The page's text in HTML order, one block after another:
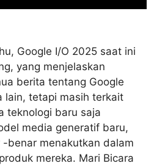
Google I/O 2025 saat ini
yang menjelaskan
berita tentang Google
lain, tetapi masih terkait
teknologi baru saja
media generatif baru,
benar menakutkan dalam
mereka. Mari Bicara